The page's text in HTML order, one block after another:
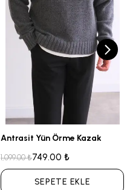
Antrasit Yün Örme Kazak
1,099.00 ₺749.00 ₺
SEPETE EKLE